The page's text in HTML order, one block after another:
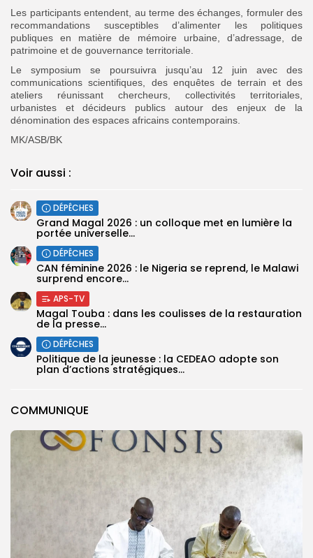
COMMUNIQUE
‎Les participants entendent, au terme des échanges, formuler des
recommandations susceptibles d’alimenter les politiques
publiques en matière de mémoire urbaine, d’adressage, de
patrimoine et de gouvernance territoriale.
‎Le symposium se poursuivra jusqu’au 12 juin avec des
communications scientifiques, des enquêtes de terrain et des
ateliers réunissant chercheurs, collectivités territoriales,
urbanistes et décideurs publics autour des enjeux de la
dénomination des espaces africains contemporains.
MK/ASB/BK
Voir aussi :
DÉPÊCHES
Grand Magal 2026 : un colloque met en lumière la
portée universelle...
DÉPÊCHES
‎CAN féminine 2026 : le Nigeria se reprend, le Malawi
surprend encore...
APS-TV
Magal Touba : dans les coulisses de la restauration
de la presse...
DÉPÊCHES
Politique de la jeunesse : la CEDEAO adopte son
plan d’actions stratégiques...